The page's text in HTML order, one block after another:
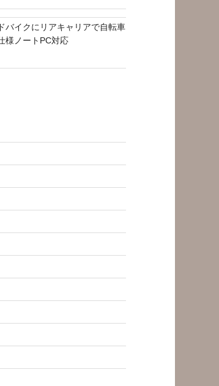
バイクにリアキャリアで自転車
様ノートPC対応